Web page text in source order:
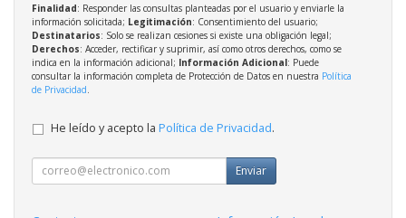
Finalidad: Responder las consultas planteadas por el usuario y enviarle la
información solicitada; Legitimación: Consentimiento del usuario;
Destinatarios: Solo se realizan cesiones si existe una obligación legal;
Derechos: Acceder, rectificar y suprimir, así como otros derechos, como se
indica en la información adicional; Información Adicional: Puede
consultar la información completa de Protección de Datos en nuestra Política
de Privacidad
He leído y acepto la Política de Privacidad.
Enviar